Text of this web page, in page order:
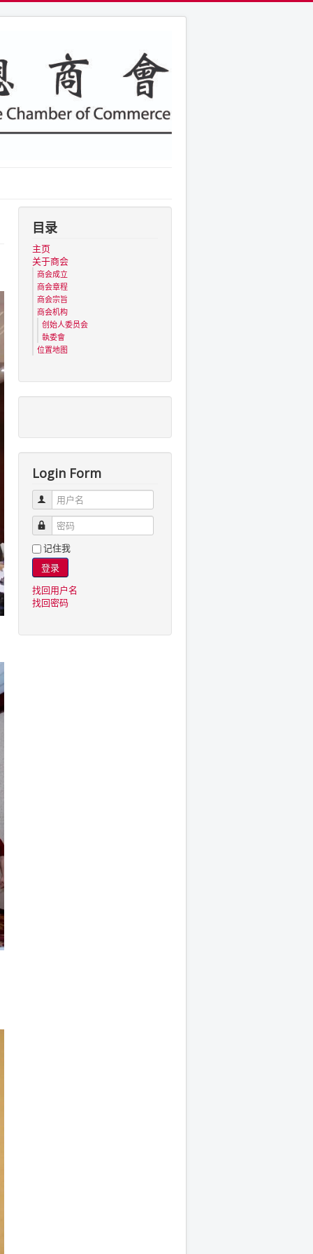
目录
主页
关于商会
商会成立
商会章程
商会宗旨
商会机构
创始人委员会
執委會
位置地图
Login Form
用户名
密码
记住我
登录
找回用户名
找回密码